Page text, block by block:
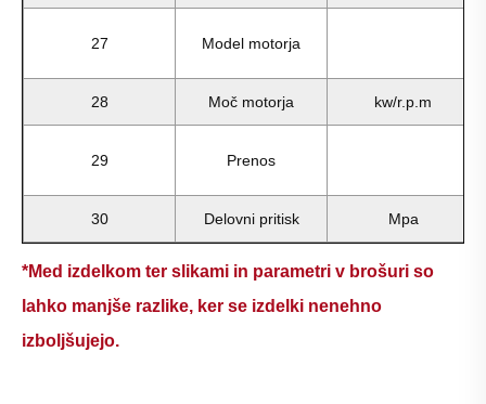
27 Model motorja
28 Moč motorja kw/r.p.m
29 Prenos
30 Delovni pritisk Mpa
*Med izdelkom ter slikami in parametri v brošuri so
lahko manjše razlike, ker se izdelki nenehno
izboljšujejo.